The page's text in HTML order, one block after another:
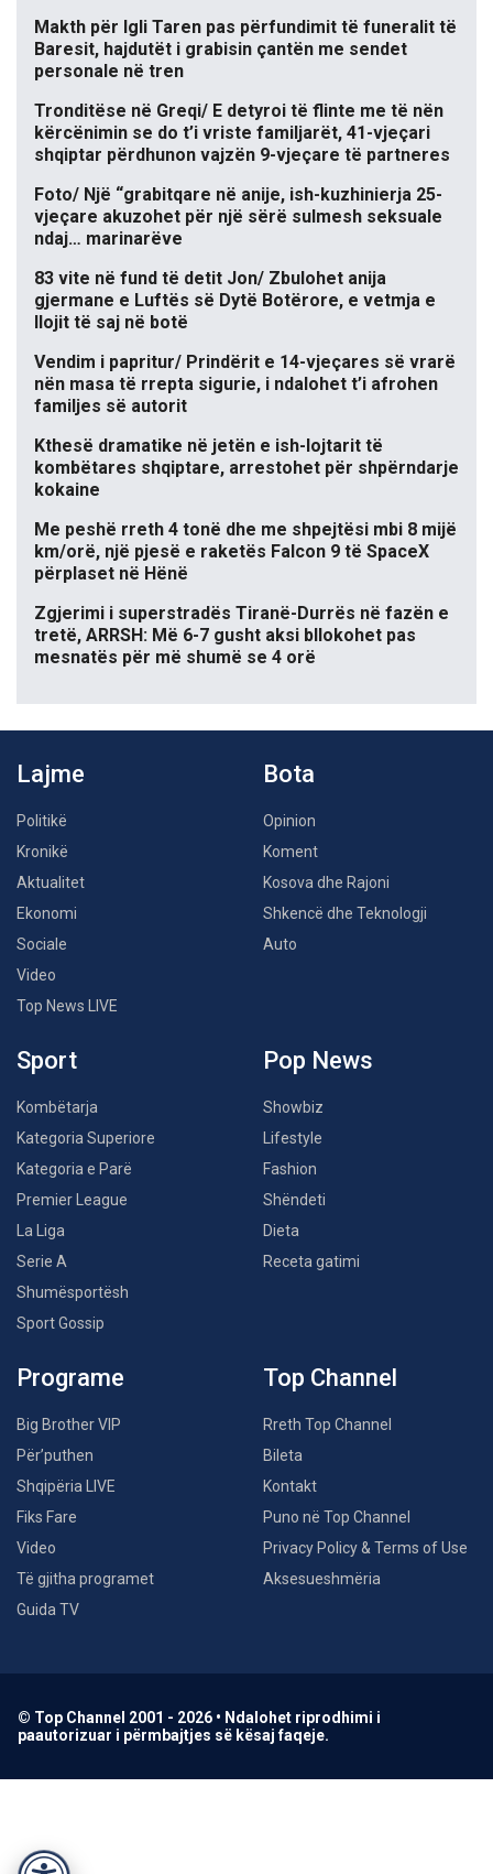
Makth për Igli Taren pas përfundimit të funeralit të
Baresit, hajdutët i grabisin çantën me sendet
personale në tren
Tronditëse në Greqi/ E detyroi të flinte me të nën
kërcënimin se do t’i vriste familjarët, 41-vjeçari
shqiptar përdhunon vajzën 9-vjeçare të partneres
Foto/ Një “grabitqare në anije, ish-kuzhinierja 25-
vjeçare akuzohet për një sërë sulmesh seksuale
ndaj… marinarëve
83 vite në fund të detit Jon/ Zbulohet anija
gjermane e Luftës së Dytë Botërore, e vetmja e
llojit të saj në botë
Vendim i papritur/ Prindërit e 14-vjeçares së vrarë
nën masa të rrepta sigurie, i ndalohet t’i afrohen
familjes së autorit
Kthesë dramatike në jetën e ish-lojtarit të
kombëtares shqiptare, arrestohet për shpërndarje
kokaine
Me peshë rreth 4 tonë dhe me shpejtësi mbi 8 mijë
km/orë, një pjesë e raketës Falcon 9 të SpaceX
përplaset në Hënë
Zgjerimi i superstradës Tiranë-Durrës në fazën e
tretë, ARRSH: Më 6-7 gusht aksi bllokohet pas
mesnatës për më shumë se 4 orë
Lajme
Politikë
Kronikë
Aktualitet
Ekonomi
Sociale
Video
Top News LIVE
Bota
Opinion
Koment
Kosova dhe Rajoni
Shkencë dhe Teknologji
Auto
Sport
Kombëtarja
Kategoria Superiore
Kategoria e Parë
Premier League
La Liga
Serie A
Shumësportësh
Sport Gossip
Pop News
Showbiz
Lifestyle
Fashion
Shëndeti
Dieta
Receta gatimi
Programe
Big Brother VIP
Për’puthen
Shqipëria LIVE
Fiks Fare
Video
Të gjitha programet
Guida TV
Top Channel
Rreth Top Channel
Bileta
Kontakt
Puno në Top Channel
Privacy Policy & Terms of Use
Aksesueshmëria
© Top Channel 2001 - 2026 • Ndalohet riprodhimi i
paautorizuar i përmbajtjes së kësaj faqeje.